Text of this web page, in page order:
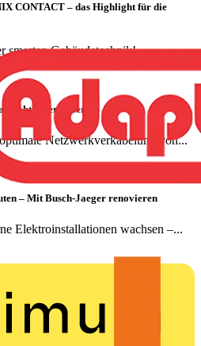
CONTACT – das Highlight für die
smarten Gebäudetechnik!
richtig vernetzen
Netzwerkverkabelung von...
– Mit Busch-Jaeger renovieren
Elektroinstallationen wachsen –...